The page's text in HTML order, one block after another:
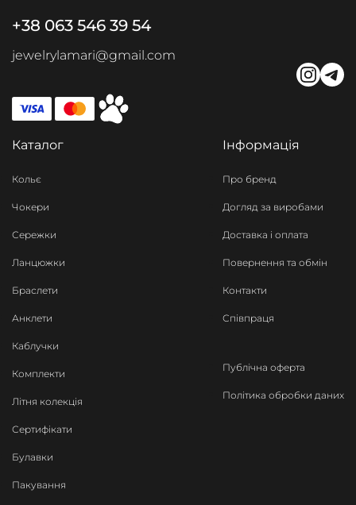
+38 063 546 39 54
jewelrylamari@gmail.com
Каталог
Кольє
Чокери
Сережки
Ланцюжки
Браслети
Анклети
Каблучки
Комплекти
Літня колекція
Сертифікати
Булавки
Пакування
Інформація
Про бренд
Догляд за виробами
Доставка і оплата
Повернення та обмін
Контакти
Співпраця
Публічна оферта
Політика обробки даних